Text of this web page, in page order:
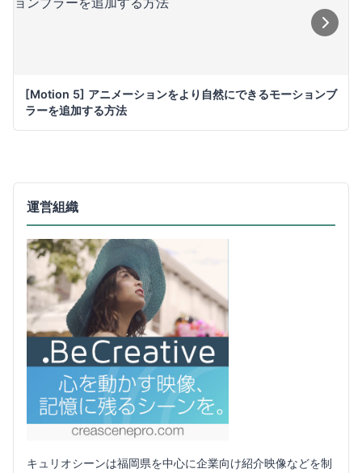
[Motion 5] アニメーションをより自然にできるモーションブ
ラーを追加する方法
運営組織
キュリオシーンは福岡県を中心に企業向け紹介映像などを制